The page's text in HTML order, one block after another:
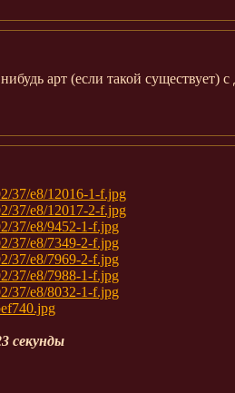
арт (если такой существует)
37/e8/12016-1-f.jpg
37/e8/12017-2-f.jpg
37/e8/9452-1-f.jpg
37/e8/7349-2-f.jpg
37/e8/7969-2-f.jpg
37/e8/7988-1-f.jpg
37/e8/8032-1-f.jpg
секунды